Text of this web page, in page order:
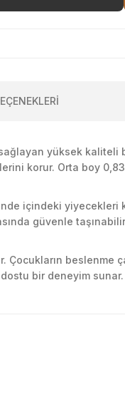
yüksek
korur. Orta boy
içindeki
güvenle
Çocukların
bir deneyim sunar.